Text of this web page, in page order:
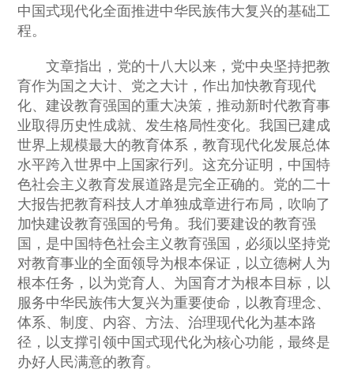
中国式现代化全面推进中华民族伟大复兴的基础工
程。
文章指出，党的十八大以来，党中央坚持把教
育作为国之大计、党之大计，作出加快教育现代
化、建设教育强国的重大决策，推动新时代教育事
业取得历史性成就、发生格局性变化。我国已建成
世界上规模最大的教育体系，教育现代化发展总体
水平跨入世界中上国家行列。这充分证明，中国特
色社会主义教育发展道路是完全正确的。党的二十
大报告把教育科技人才单独成章进行布局，吹响了
加快建设教育强国的号角。我们要建设的教育强
国，是中国特色社会主义教育强国，必须以坚持党
对教育事业的全面领导为根本保证，以立德树人为
根本任务，以为党育人、为国育才为根本目标，以
服务中华民族伟大复兴为重要使命，以教育理念、
体系、制度、内容、方法、治理现代化为基本路
径，以支撑引领中国式现代化为核心功能，最终是
办好人民满意的教育。